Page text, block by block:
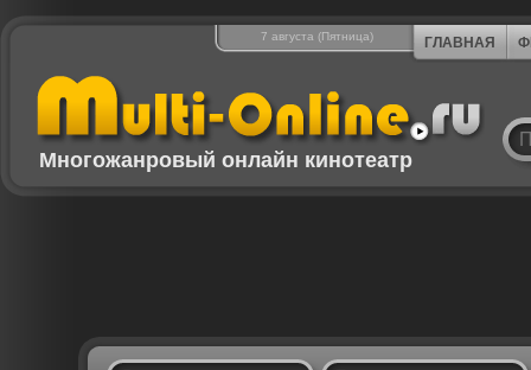
7 августа (Пятница) ГЛАВНАЯ
Многожанровый онлайн кинотеатр